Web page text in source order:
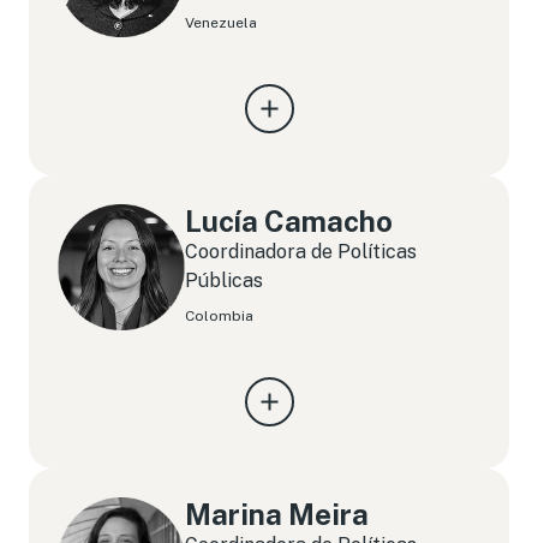
Venezuela
Lucía Camacho
Coordinadora de Políticas
Públicas
Colombia
Marina Meira